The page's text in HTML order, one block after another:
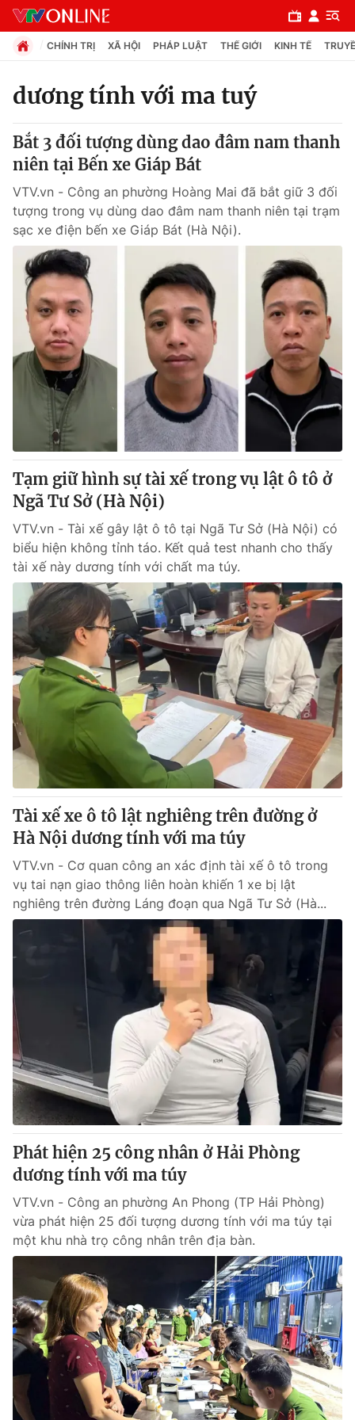
Chuyên mục
Chính trị
Xã hội
Pháp luật
Y tế
Thế giới
Tin tức
Thế giới đó đây
Câu chuyện quốc tế
Kinh tế
Tài chính
Thị trường
Góc doanh nghiệp
Dữ liệu và đời sống
Truyền hình
Phim VTV
Hậu trường
Nhân vật
Khán giả
Giải sao mai
Giải trí
Điện ảnh
Âm nhạc
Sao
Đời sống
Du lịch
Làm đẹp
Chất lượng cuộc sống
Giáo dục
Tuyển sinh
Học trực tuyến
Công nghệ
Hitech Công nghệ tương lai
Sản phẩm
Thị trường
Tư vấn
Giao lưu trực tuyến
Lịch phát sóng
Chuyên mục khác
Emagazine Podcast
Photo Infographic
Video Shorts video
VTV Money VTV Thể thao
VTV Sức khoẻ Bất động sản
Thị trường 24h Tấm lòng Việt
VTV4 Vươn mình bằng AI
VTV9 VTV8
Liên hệ tòa soạn English
THỜI BÁO VTV
Theo dõi báo trên
Cơ quan chủ quản:Đài Truyền hình Việt Nam
Cơ quan báo chí:Thời báo VTV
CHÍNH TRỊ XÃ HỘI PHÁP LUẬT THẾ GIỚI KINH TẾ
dương tính với ma tuý
Bắt 3 đối tượng dùng dao đâm nam thanh
niên tại Bến xe Giáp Bát
VTV.vn - Công an phường Hoàng Mai đã bắt giữ 3 đối
tượng trong vụ dùng dao đâm nam thanh niên tại trạm
sạc xe điện bến xe Giáp Bát (Hà Nội).
Tạm giữ hình sự tài xế trong vụ lật ô tô ở
Ngã Tư Sở (Hà Nội)
VTV.vn - Tài xế gây lật ô tô tại Ngã Tư Sở (Hà Nội) có
biểu hiện không tỉnh táo. Kết quả test nhanh cho thấy
tài xế này dương tính với chất ma túy.
Tài xế xe ô tô lật nghiêng trên đường ở
Hà Nội dương tính với ma túy
VTV.vn - Cơ quan công an xác định tài xế ô tô trong
vụ tai nạn giao thông liên hoàn khiến 1 xe bị lật
nghiêng trên đường Láng đoạn qua Ngã Tư Sở (Hà...
Phát hiện 25 công nhân ở Hải Phòng
dương tính với ma túy
VTV.vn - Công an phường An Phong (TP Hải Phòng)
vừa phát hiện 25 đối tượng dương tính với ma túy tại
một khu nhà trọ công nhân trên địa bàn.